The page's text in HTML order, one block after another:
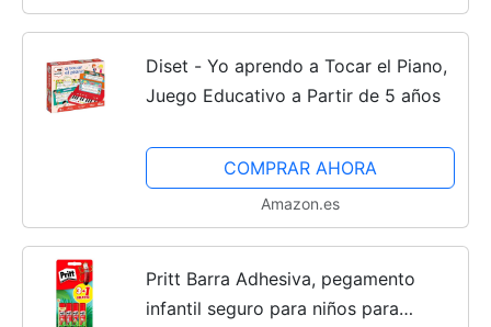
Diset - Yo aprendo a Tocar el Piano,
Juego Educativo a Partir de 5 años
COMPRAR AHORA
Amazon.es
Pritt Barra Adhesiva, pegamento
infantil seguro para niños para